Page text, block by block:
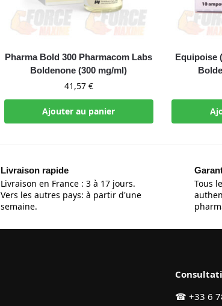
Pharma Bold 300 Pharmacom Labs
Boldenone (300 mg/ml)
41,57 €
Ajouter au panier
Equipoise
Livraison rapide
Livraison en France : 3 à 17 jours.
Vers les autres pays: à partir d'une
semaine.
Tous
☎ +33 6